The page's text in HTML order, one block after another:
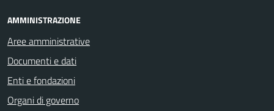
AMMINISTRAZIONE
Aree amministrative
Documenti e dati
Enti e fondazioni
Organi di governo